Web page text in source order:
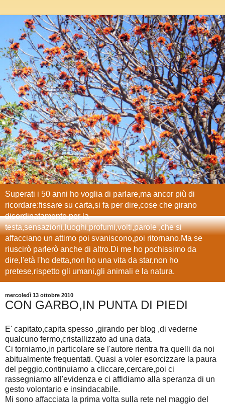
Superati i 50 anni ho voglia di parlare,ma ancor più di
ricordare:fissare su carta,si fa per dire,cose che girano
disordinatamente per la
testa,sensazioni,luoghi,profumi,volti,parole ,che si
affacciano un attimo poi svaniscono,poi ritornano.Ma se
riuscirò parlerò anche di altro.Di me ho pochissimo da
dire,l'età l'ho detta,non ho una vita da star,non ho
pretese,rispetto gli umani,gli animali e la natura.
mercoledì 13 ottobre 2010
CON GARBO,IN PUNTA DI PIEDI
E' capitato,capita spesso ,girando per blog ,di vederne
qualcuno fermo,cristallizzato ad una data.
Ci torniamo,in particolare se l'autore rientra fra quelli da noi
abitualmente frequentati. Quasi a voler esorcizzare la paura
del peggio,continuiamo a cliccare,cercare,poi ci
rassegniamo all'evidenza e ci affidiamo alla speranza di un
gesto volontario e insindacabile.
Mi sono affacciata la prima volta sulla rete nel maggio del